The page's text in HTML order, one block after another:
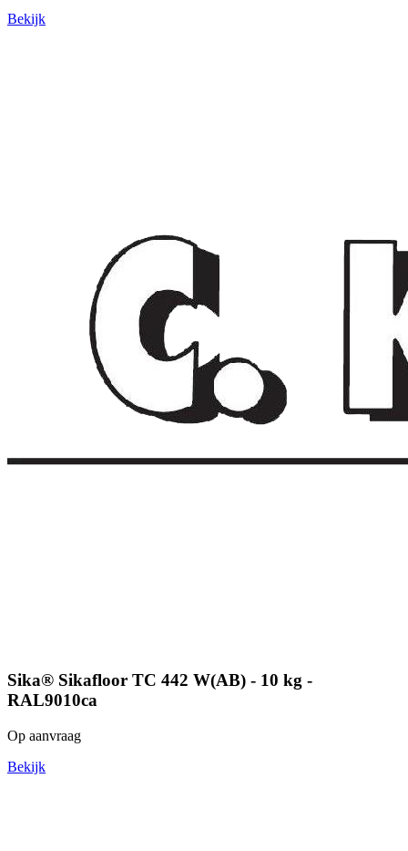
Bekijk
Sika® Sikafloor TC 442 W(AB) - 10 kg -
RAL9010ca
Op aanvraag
Bekijk